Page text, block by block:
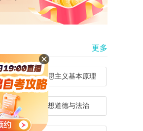
更多
马克思主义基本原理
思想道德与法治